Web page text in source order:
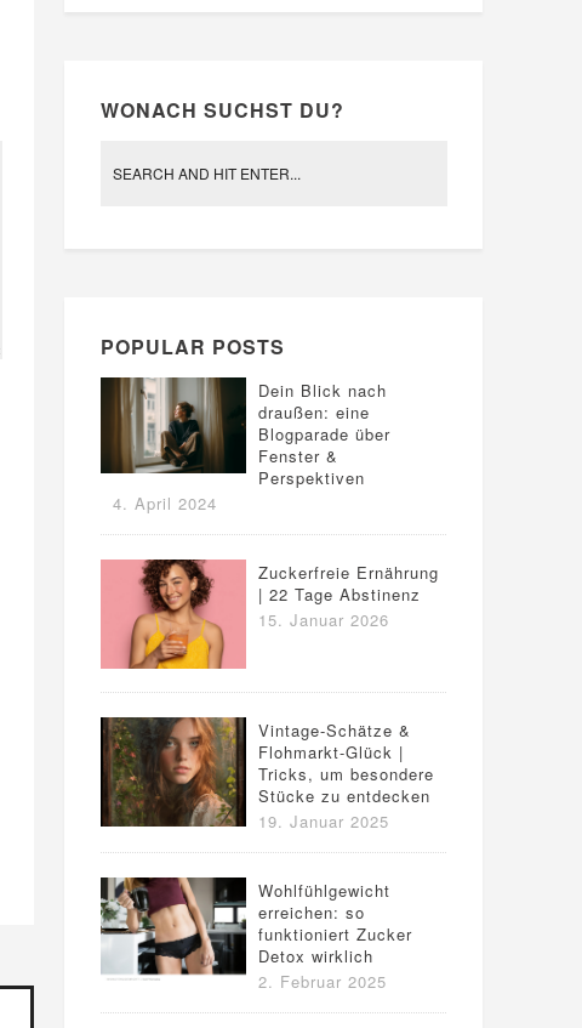
WONACH SUCHST DU?
POPULAR POSTS
Dein Blick nach
draußen: eine
Blogparade über
Fenster &
Perspektiven
4. April 2024
Zuckerfreie Ernährung
| 22 Tage Abstinenz
15. Januar 2026
Vintage-Schätze &
Flohmarkt-Glück |
Tricks, um besondere
Stücke zu entdecken
19. Januar 2025
Wohlfühlgewicht
erreichen: so
funktioniert Zucker
Detox wirklich
2. Februar 2025